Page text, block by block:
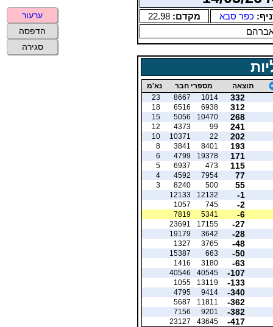
כפר סבא מקדם: 22.98
תוצאה מספרי חבר נא'מ
332
1014
8667
23
312
6938
6516
18
268
10470
5056
15
241
99
4373
12
202
22
10371
10
193
8401
3841
8
171
19378
4799
6
115
473
6937
5
77
7954
4592
4
55
500
8240
3
-1
12132
12133
-2
745
1057
-6
5341
7819
-27
17155
23691
-28
3642
19179
-48
3765
1327
-50
663
15387
-63
3180
1416
-107
40545
40546
-133
13119
1055
-340
9414
4795
-362
11811
5687
-382
9201
7156
-417
43645
23127
ערעור
הדפסה
סגירה